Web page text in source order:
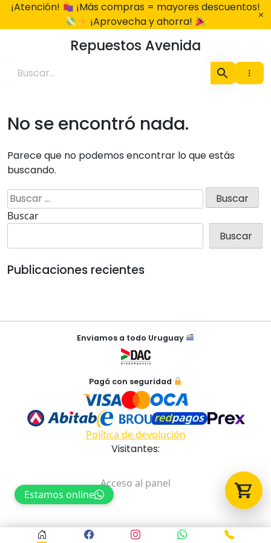
¡Atención!
¡Más compras = mayores descuentos!
¡Aprovecha y ahorra!
Repuestos Avenida
No se encontró nada.
Parece que no podemos encontrar lo que estás
buscando.
Buscar:
Buscar
Buscar
Publicaciones recientes
Enviamos a todo Uruguay
Pagá con seguridad
Estamos online
Política de devolución
Visitantes:
Acceso al panel
×
automáticamente.